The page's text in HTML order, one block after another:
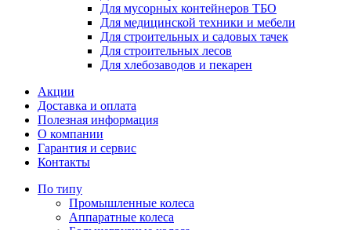
Для мусорных контейнеров ТБО
Для медицинской техники и мебели
Для строительных и садовых тачек
Для строительных лесов
Для хлебозаводов и пекарен
Акции
Доставка и оплата
Полезная информация
О компании
Гарантия и сервис
Контакты
По типу
Промышленные колеса
Аппаратные колеса